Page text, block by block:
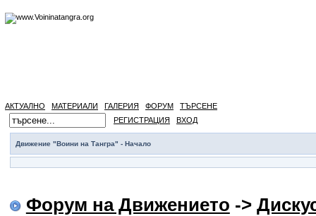
АКТУАЛНО МАТЕРИАЛИ ГАЛЕРИЯ ФОРУМ
ТЪРСЕНЕ
РЕГИСТРАЦИЯ
ВХОД
Движение "Воини на Тангра" - Начало
Форум на Движението ->